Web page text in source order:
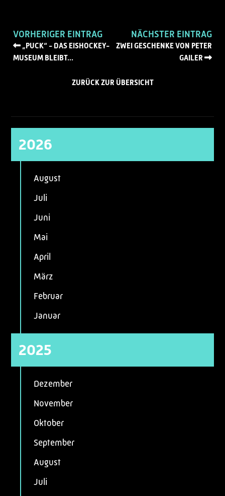
VORHERIGER EINTRAG
„PUCK“ - DAS EISHOCKEY-
MUSEUM BLEIBT...
NÄCHSTER EINTRAG
ZWEI GESCHENKE VON PETER
GAILER
ZURÜCK ZUR ÜBERSICHT
2026
August
Juli
Juni
Mai
April
März
Februar
Januar
2025
Dezember
November
Oktober
September
August
Juli